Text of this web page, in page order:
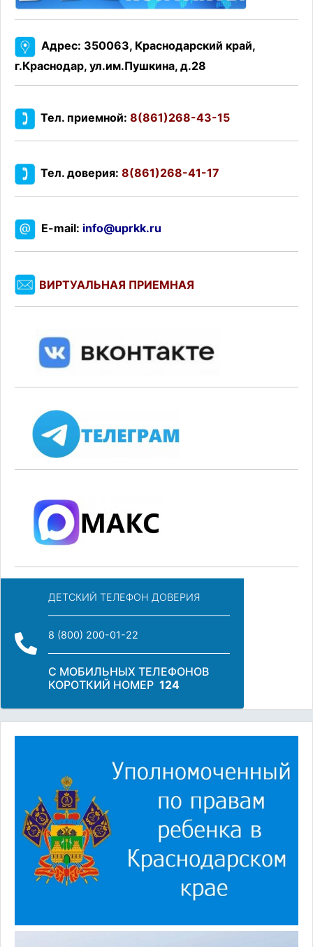
Адрес: 350063, Краснодарский край,
г.Краснодар, ул.им.Пушкина, д.28
Тел. приемной: 8(861)268-43-15
Тел. доверия: 8(861)268-41-17
E-mail: info@uprkk.ru
ВИРТУАЛЬНАЯ ПРИЕМНАЯ
ДЕТСКИЙ ТЕЛЕФОН ДОВЕРИЯ
8 (800) 200-01-22
С МОБИЛЬНЫХ ТЕЛЕФОНОВ
КОРОТКИЙ НОМЕР 124